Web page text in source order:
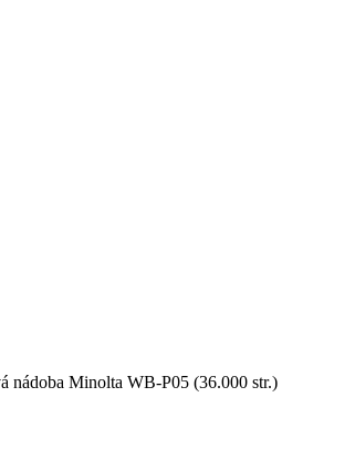
nádoba Minolta WB-P05 (36.000 str.)